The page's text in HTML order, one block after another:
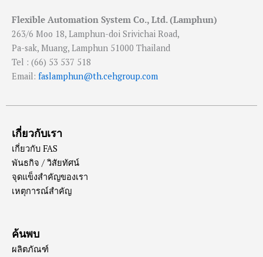
Flexible Automation System Co., Ltd. (Lamphun)
263/6 Moo 18, Lamphun-doi Srivichai Road,
Pa-sak, Muang, Lamphun 51000 Thailand
Tel : (66) 53 537 518
Email: faslamphun@th.cehgroup.com
เกี่ยวกับเรา
เกี่ยวกับ FAS
พันธกิจ / วิสัยทัศน์
จุดแข็งสำคัญของเรา
เหตุการณ์สำคัญ
ค้นพบ
ผลิตภัณฑ์